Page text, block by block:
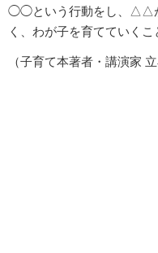
◯◯という行動をし、△△
く、わが子を育てていくこ
（子育て本著者・講演家 立